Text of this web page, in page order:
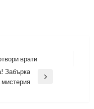
врати
Забърка
мистерия